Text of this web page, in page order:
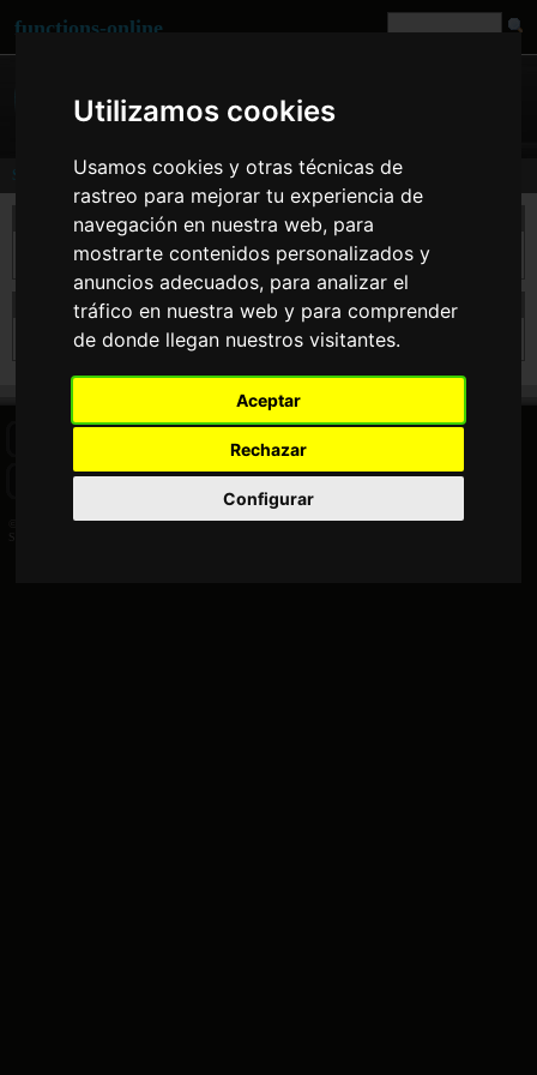
Utilizamos cookies
Usamos cookies y otras técnicas de
rastreo para mejorar tu experiencia de
navegación en nuestra web, para
mostrarte contenidos personalizados y
anuncios adecuados, para analizar el
tráfico en nuestra web y para comprender
de donde llegan nuestros visitantes.
Aceptar
Rechazar
Configurar
functions-online
Search
take a search
search results for hlov
Sorry but for this searchterm there are no results.
SITEMAP IMPRINT COOKIE CONSENT
© 2026 Jan Bogutzki | PHP 7.3.27
Search - functions-online (español)